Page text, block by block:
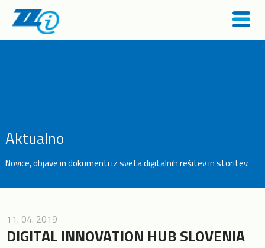
Aktualno
Novice, objave in dokumenti iz svetadigitalnih rešitev in storitev.
11. 04. 2019
DIGITAL INNOVATION HUB SLOVENIA